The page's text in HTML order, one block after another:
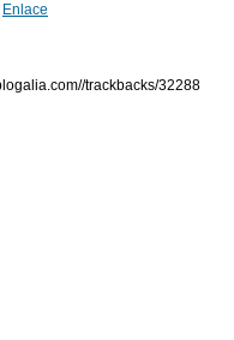
Enlace
trackbacks/32288